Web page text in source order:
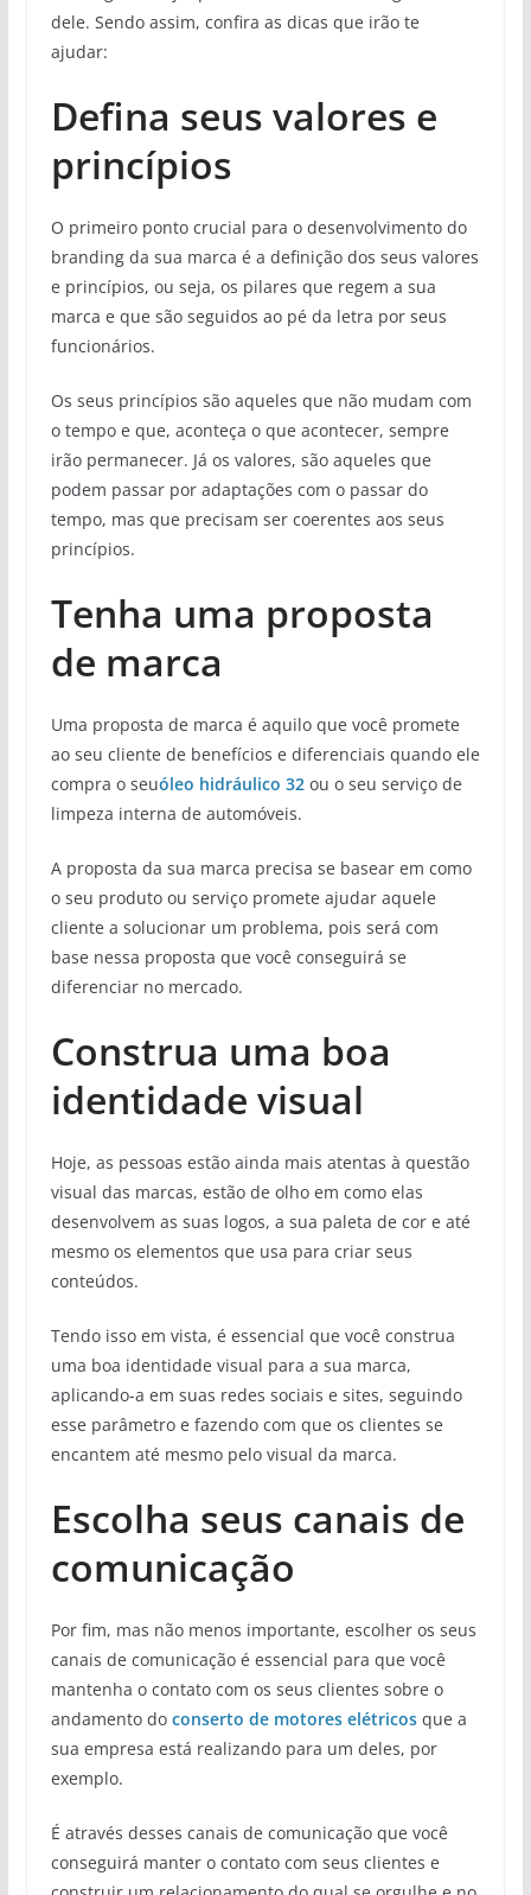
dele. Sendo assim, confira as dicas que irão te
ajudar:
Defina seus valores e
princípios
O primeiro ponto crucial para o desenvolvimento do
branding da sua marca é a definição dos seus valores
e princípios, ou seja, os pilares que regem a sua
marca e que são seguidos ao pé da letra por seus
funcionários.
Os seus princípios são aqueles que não mudam com
o tempo e que, aconteça o que acontecer, sempre
irão permanecer. Já os valores, são aqueles que
podem passar por adaptações com o passar do
tempo, mas que precisam ser coerentes aos seus
princípios.
Tenha uma proposta
de marca
Uma proposta de marca é aquilo que você promete
ao seu cliente de benefícios e diferenciais quando ele
compra o seuóleo hidráulico 32ou o seu serviço de
limpeza interna de automóveis.
A proposta da sua marca precisa se basear em como
o seu produto ou serviço promete ajudar aquele
cliente a solucionar um problema, pois será com
base nessa proposta que você conseguirá se
diferenciar no mercado.
Construa uma boa
identidade visual
Hoje, as pessoas estão ainda mais atentas à questão
visual das marcas, estão de olho em como elas
desenvolvem as suas logos, a sua paleta de cor e até
mesmo os elementos que usa para criar seus
conteúdos.
Tendo isso em vista, é essencial que você construa
uma boa identidade visual para a sua marca,
aplicando-a em suas redes sociais e sites, seguindo
esse parâmetro e fazendo com que os clientes se
encantem até mesmo pelo visual da marca.
Escolha seus canais de
comunicação
Por fim, mas não menos importante, escolher os seus
canais de comunicação é essencial para que você
mantenha o contato com os seus clientes sobre o
andamento do conserto de motores elétricosque a
sua empresa está realizando para um deles, por
exemplo.
É através desses canais de comunicação que você
conseguirá manter o contato com seus clientes e